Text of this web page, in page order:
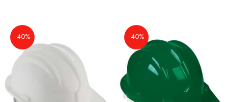
-40% -40%